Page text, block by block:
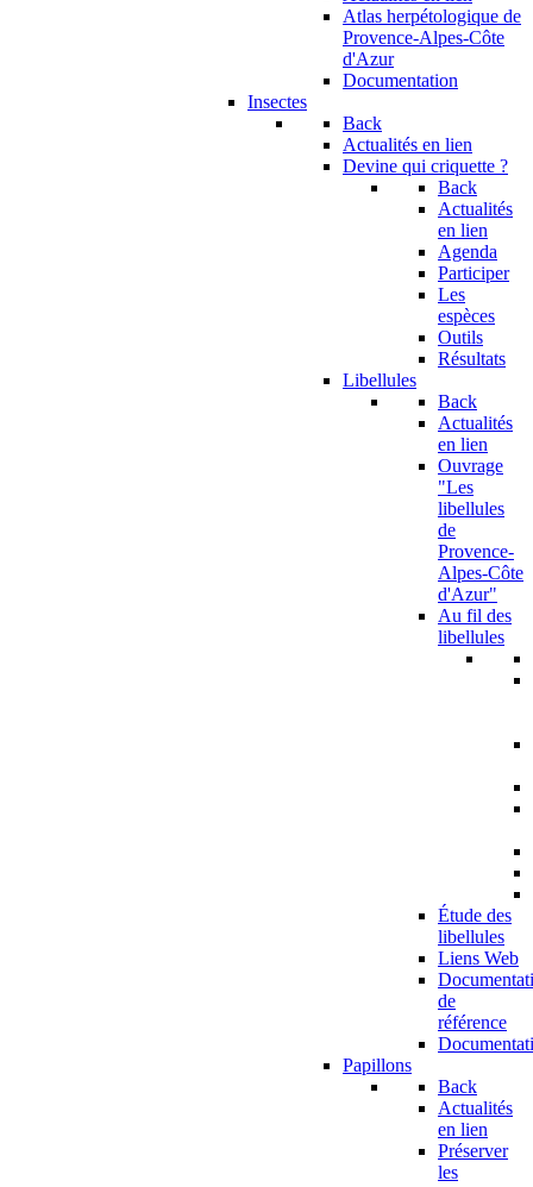
Atlas herpétologique de
Provence-Alpes-Côte
d'Azur
Documentation
Insectes
Back
Actualités en lien
Devine qui criquette ?
Back
Actualités
en lien
Agenda
Participer
Les
espèces
Outils
Résultats
Libellules
Back
Actualités
en lien
Ouvrage
"Les
libellules
de
Provence-
Alpes-Côte
d'Azur"
Au fil des
libellules
Étude des
libellules
Liens Web
de
référence
Papillons
Back
Actualités
en lien
Préserver
les